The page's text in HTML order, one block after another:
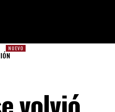
NUEVO